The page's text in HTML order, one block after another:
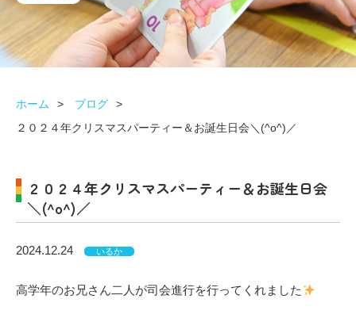
ホーム
ブログ
２０２４年クリスマスパーティー＆お誕生日会＼(^o^)／
２０２４年クリスマスパーティー＆お誕生日会
＼(^o^)／
2024.12.24 いるか
高学年のお兄さん二人が司会進行を行ってくれました